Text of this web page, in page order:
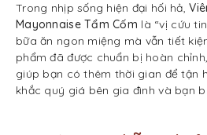
Trong nhịp sống hiện đại hối hả,
Mayonnaise Tẩm Cốm là “vị cứu
bữa ăn ngon miệng mà vẫn tiết
phẩm đã được chuẩn bị hoàn
giúp bạn có thêm thời gian để tận
khắc quý giá bên gia đình và bạn